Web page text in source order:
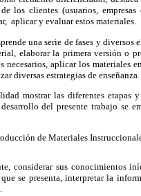
los clientes (usuarios,
aplicar y evaluar estos materiales.
una serie de fases y diversos
elaborar la primera versión o
aplicar los materiales
diversas estrategias de enseñanza.
mostrar las diferentes etapas
del presente trabajo se
de Materiales
considerar sus conocimientos
se presenta, interpretar la